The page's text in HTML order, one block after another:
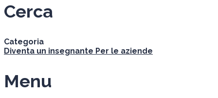
Cerca
Categoria
Diventa un insegnante Per le aziende
Menu